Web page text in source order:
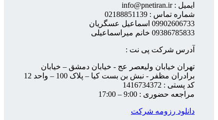
ایمیل : info@pnetiran.ir
شماره تماس : 02188851139
09902606733 اسماعیل عسگریان
09386785833 خانم میراسماعیلی
آدرس شرکت پی نت :
تهران خیابان ولیعصر عج - خیابان دمشق – خیابان
برادران مظفر - نبش بن بست کیا – پلاک 100 – واحد 12
کد پستی : 1416734372
مراجعه حضوری : 9:00 – 17:00
دانلود رزومه شرکت